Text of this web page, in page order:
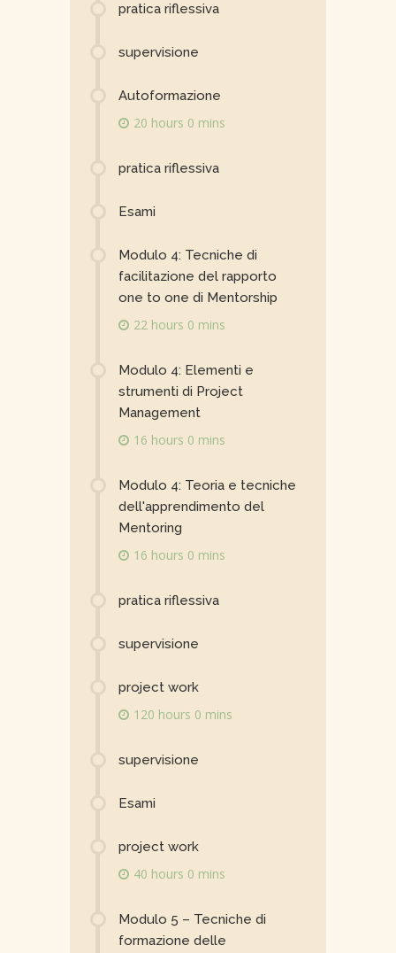
pratica riflessiva
supervisione
Autoformazione
20 hours 0 mins
pratica riflessiva
Esami
Modulo 4: Tecniche di
facilitazione del rapporto
one to one di Mentorship
22 hours 0 mins
Modulo 4: Elementi e
strumenti di Project
Management
16 hours 0 mins
Modulo 4: Teoria e tecniche
dell'apprendimento del
Mentoring
16 hours 0 mins
pratica riflessiva
supervisione
project work
120 hours 0 mins
supervisione
Esami
project work
40 hours 0 mins
Modulo 5 – Tecniche di
formazione delle